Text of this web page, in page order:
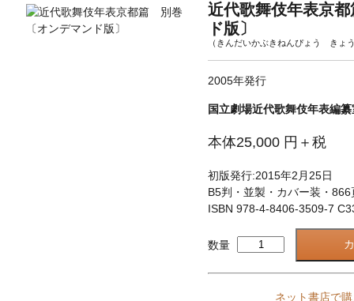
近代歌舞伎年表京
ド版〕
（きんだいかぶきねんぴょう きょ
2005年発行
国立劇場近代歌舞伎年表編
本体25,000 円＋税
初版発行:2015年2月25日
B5判・並製・カバー装・866
ISBN 978-4-8406-3509-7
数量
ネット書店で